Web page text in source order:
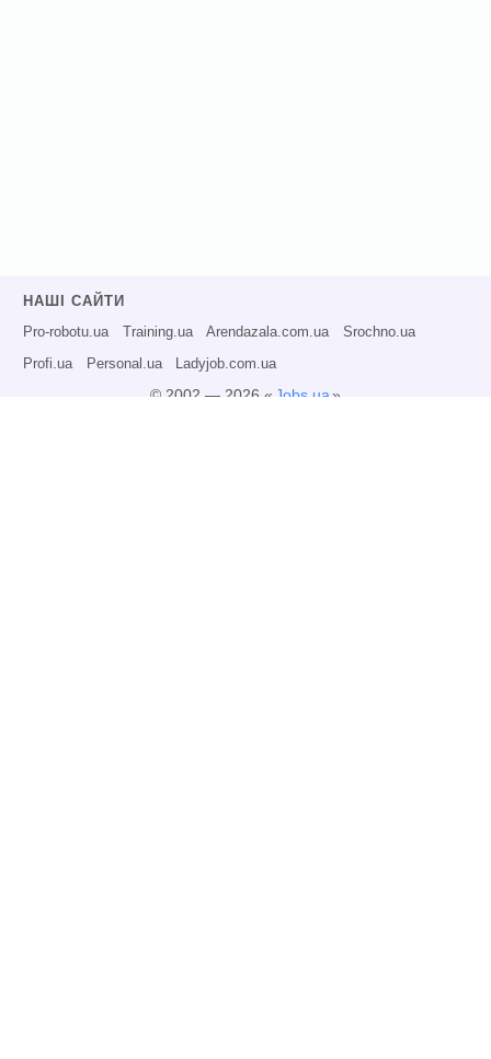
НАШІ САЙТИ
Pro-robotu.ua Training.ua Arendazala.com.ua Srochno.ua
Profi.ua Personal.ua Ladyjob.com.ua
© 2002 — 2026 « Jobs.ua»